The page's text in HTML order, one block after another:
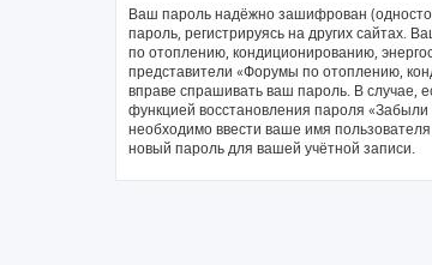
Ваш пароль надёжно зашифрован
пароль, регистрируясь на других сайтах.
по отоплению, кондиционированию,
представители «Форумы по отоплению,
вправе спрашивать ваш пароль. В случае,
функцией восстановления пароля
необходимо ввести ваше имя
новый пароль для вашей учётной записи.